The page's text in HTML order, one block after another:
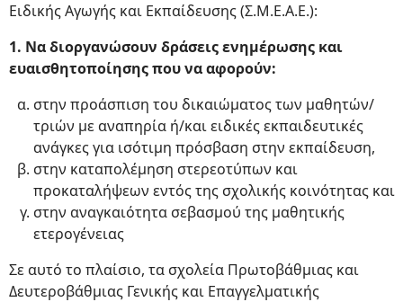
Ειδικής Αγωγής και Εκπαίδευσης (Σ.Μ.Ε.Α.Ε.):
1. Να διοργανώσουν δράσεις ενημέρωσης και
ευαισθητοποίησης που να αφορούν:
στην προάσπιση του δικαιώματος των μαθητών/
τριών με αναπηρία ή/και ειδικές εκπαιδευτικές
ανάγκες για ισότιμη πρόσβαση στην εκπαίδευση,
στην καταπολέμηση στερεοτύπων και
προκαταλήψεων εντός της σχολικής κοινότητας και
στην αναγκαιότητα σεβασμού της μαθητικής
ετερογένειας
Σε αυτό το πλαίσιο, τα σχολεία Πρωτοβάθμιας και
Δευτεροβάθμιας Γενικής και Επαγγελματικής